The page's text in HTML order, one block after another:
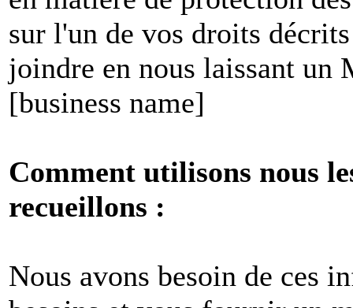
sur l'un de vos droits
joindre en nous laissant un
[business name]
Comment utilisons nous
recueillons :
Nous avons besoin de ces